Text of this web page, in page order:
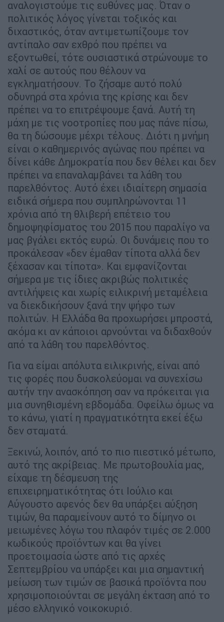
αναλογιστούμε τις ευθύνες μας. Όταν ο
πολιτικός λόγος γίνεται τοξικός και
διχαστικός, όταν αντιμετωπίζουμε τον
αντίπαλο σαν εχθρό που πρέπει να
εξοντωθεί, τότε ουσιαστικά στρώνουμε το
χαλί σε αυτούς που θέλουν να
εγκληματήσουν. Το ζήσαμε αυτό πολύ
οδυνηρά στα χρόνια της κρίσης και δεν
πρέπει να το επιτρέψουμε ξανά. Αυτή τη
μάχη με τις νοοτροπίες που μας πάνε πίσω,
θα τη δώσουμε μέχρι τέλους. Διότι η μνήμη
είναι ο καθημερινός αγώνας που πρέπει να
δίνει κάθε Δημοκρατία που δεν θέλει και δεν
πρέπει να επαναλαμβάνει τα λάθη του
παρελθόντος. Αυτό έχει ιδιαίτερη σημασία
ειδικά σήμερα που συμπληρώνονται 11
χρόνια από τη θλιβερή επέτειο του
δημοψηφίσματος του 2015 που παραλίγο να
μας βγάλει εκτός ευρώ. Οι δυνάμεις που το
προκάλεσαν «δεν έμαθαν τίποτα αλλά δεν
ξέχασαν και τίποτα». Και εμφανίζονται
σήμερα με τις ίδιες ακριβώς πολιτικές
αντιλήψεις και χωρίς ειλικρινή μεταμέλεια
να διεκδικήσουν ξανά την ψήφο των
πολιτών. Η Ελλάδα θα προχωρήσει μπροστά,
ακόμα κι αν κάποιοι αρνούνται να διδαχθούν
από τα λάθη του παρελθόντος.
Για να είμαι απόλυτα ειλικρινής, είναι από
τις φορές που δυσκολεύομαι να συνεχίσω
αυτήν την ανασκόπηση σαν να πρόκειται για
μια συνηθισμένη εβδομάδα. Οφείλω όμως να
το κάνω, γιατί η πραγματικότητα εκεί έξω
δεν σταματά.
Ξεκινώ, λοιπόν, από το πιο πιεστικό μέτωπο,
αυτό της ακρίβειας. Με πρωτοβουλία μας,
είχαμε τη δέσμευση της
επιχειρηματικότητας ότι Ιούλιο και
Αύγουστο αφενός δεν θα υπάρξει αύξηση
τιμών, θα παραμείνουν αυτό το δίμηνο οι
μειωμένες λόγω του πλαφόν τιμές σε 2.000
κωδικούς προϊόντων και θα γίνει
προετοιμασία ώστε από τις αρχές
Σεπτεμβρίου να υπάρξει και μια σημαντική
μείωση των τιμών σε βασικά προϊόντα που
χρησιμοποιούνται σε μεγάλη έκταση από το
μέσο ελληνικό νοικοκυριό.